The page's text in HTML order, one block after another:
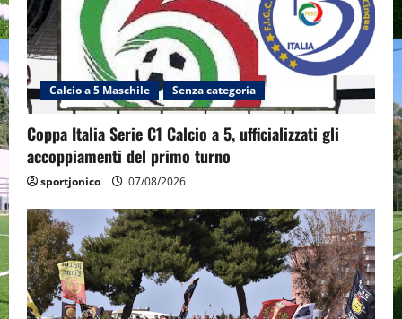
Calcio a 5 Maschile Senza categoria
Coppa Italia Serie C1 Calcio a 5, ufficializzati gli
accoppiamenti del primo turno
sportjonico 07/08/2026